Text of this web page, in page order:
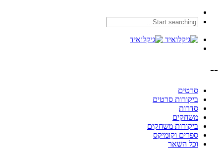
--
סרטים
ביקורות סרטים
סדרות
משחקים
ביקורות משחקים
ספרים וקומיקס
וכל השאר